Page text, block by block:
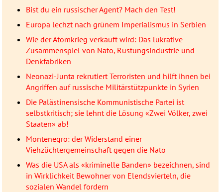
Bist du ein russischer Agent? Mach den Test!
Europa lechzt nach grünem Imperialismus in Serbien
Wie der Atomkrieg verkauft wird: Das lukrative
Zusammenspiel von Nato, Rüstungsindustrie und
Denkfabriken
Neonazi-Junta rekrutiert Terroristen und hilft ihnen bei
Angriffen auf russische Militärstützpunkte in Syrien
Die Palästinensische Kommunistische Partei ist
selbstkritisch; sie lehnt die Lösung «Zwei Völker, zwei
Staaten» ab!
Montenegro: der Widerstand einer
Viehzüchtergemeinschaft gegen die Nato
Was die USA als «kriminelle Banden» bezeichnen, sind
in Wirklichkeit Bewohner von Elendsvierteln, die
sozialen Wandel fordern